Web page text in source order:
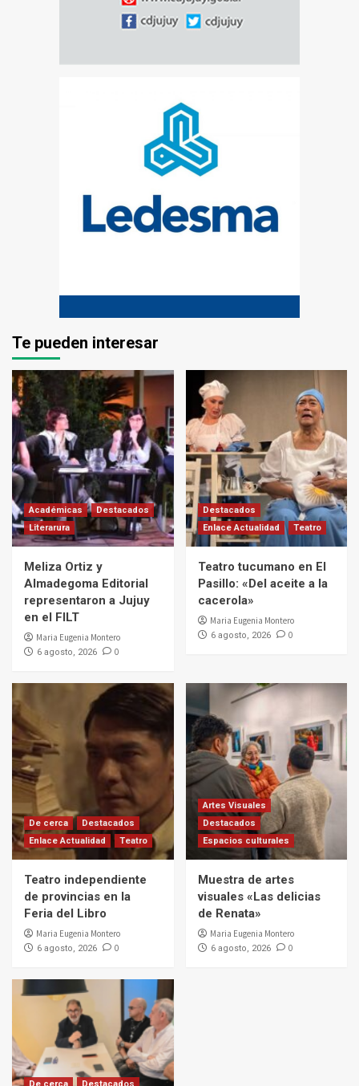
Te pueden interesar
Académicas
Destacados
Literarura
Meliza Ortiz y
Almadegoma Editorial
representaron a Jujuy
en el FILT
Maria Eugenia Montero
6 agosto, 2026 0
Destacados
Enlace Actualidad
Teatro
Teatro tucumano en El
Pasillo: «Del aceite a la
cacerola»
Maria Eugenia Montero
6 agosto, 2026 0
De cerca
Destacados
Enlace Actualidad
Teatro
Teatro independiente
de provincias en la
Feria del Libro
Maria Eugenia Montero
6 agosto, 2026 0
Artes Visuales
Destacados
Espacios culturales
Muestra de artes
visuales «Las delicias
de Renata»
Maria Eugenia Montero
6 agosto, 2026 0